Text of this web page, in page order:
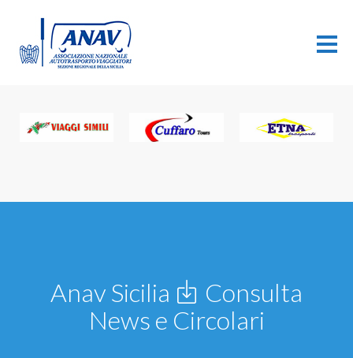
Anav Sicilia
Consulta
News e Circolari